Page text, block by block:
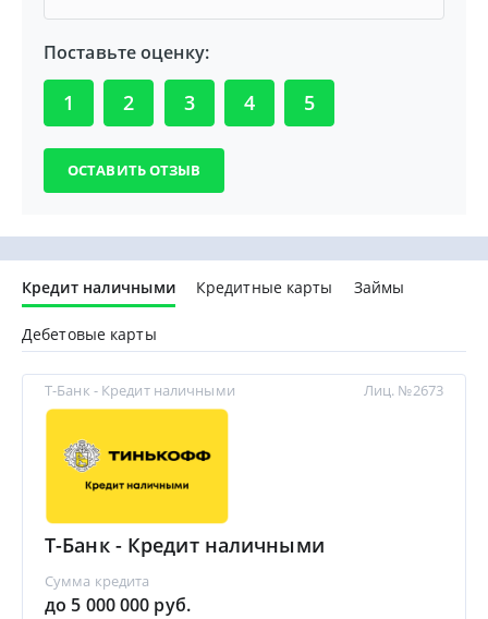
Поставьте оценку:
1 2 3 4 5
Кредит наличными Кредитные карты Займы
Дебетовые карты
Т-Банк - Кредит наличными
Т-Банк - Кредит наличными
Сумма кредита
до 5 000 000 руб.
Лиц. №2673